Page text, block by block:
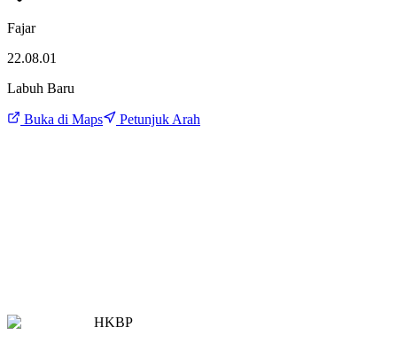
Fajar
22.08.01
Labuh Baru
Buka di Maps Petunjuk Arah
HKBP